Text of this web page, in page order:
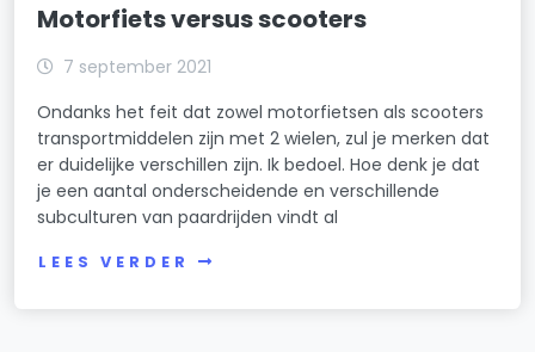
Motorfiets versus scooters
7 september 2021
Ondanks het feit dat zowel motorfietsen als scooters
transportmiddelen zijn met 2 wielen, zul je merken dat
er duidelijke verschillen zijn. Ik bedoel. Hoe denk je dat
je een aantal onderscheidende en verschillende
subculturen van paardrijden vindt al
LEES VERDER